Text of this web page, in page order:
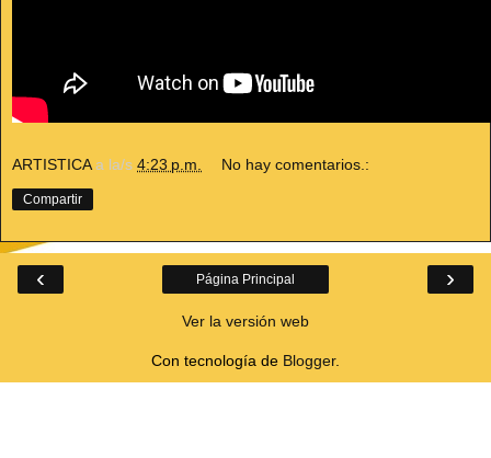
ARTISTICA a la/s 4:23 p.m. No hay comentarios.:
Compartir
‹ ›
Página Principal
Ver la versión web
Con tecnología de Blogger.